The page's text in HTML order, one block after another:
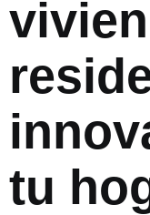
tu